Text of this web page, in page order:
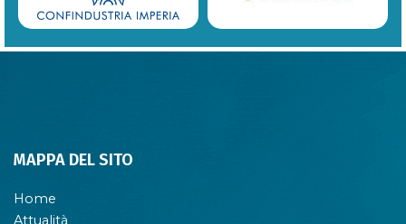
MAPPA DEL SITO
Home
Attualità